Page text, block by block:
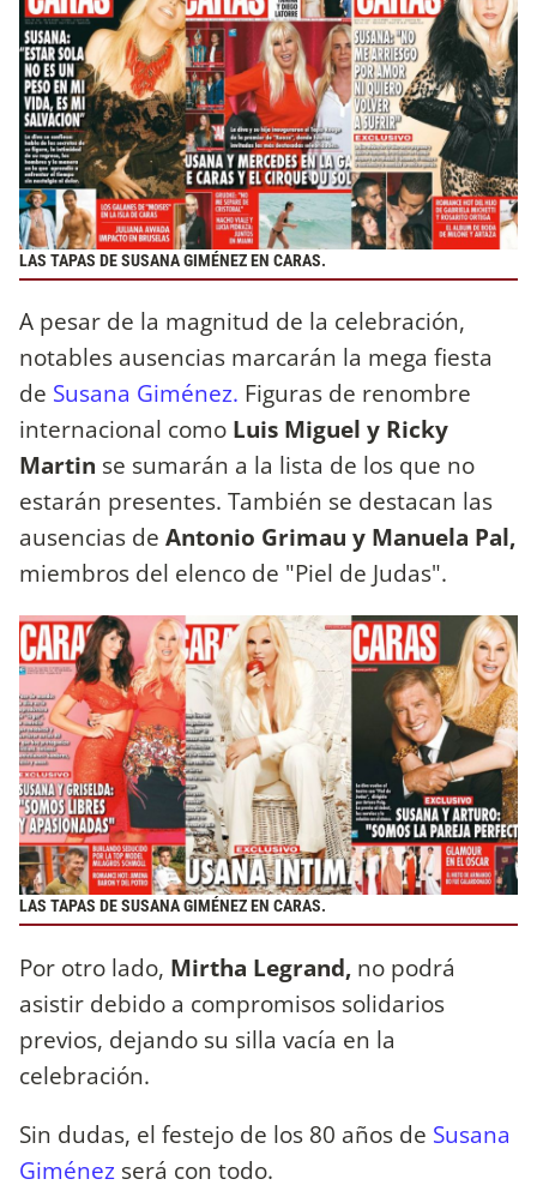
LAS TAPAS DE SUSANA GIMÉNEZ EN CARAS.
A pesar de la magnitud de la celebración,
notables ausencias marcarán la mega fiesta
de Susana Giménez. Figuras de renombre
internacional como Luis Miguel y Ricky
Martin se sumarán a la lista de los que no
estarán presentes. También se destacan las
ausencias de Antonio Grimau y Manuela Pal,
miembros del elenco de "Piel de Judas".
LAS TAPAS DE SUSANA GIMÉNEZ EN CARAS.
Por otro lado, Mirtha Legrand, no podrá
asistir debido a compromisos solidarios
previos, dejando su silla vacía en la
celebración.
Sin dudas, el festejo de los 80 años de Susana
Giménez será con todo.